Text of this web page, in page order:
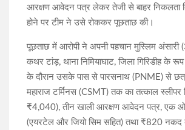
आरक्षण आवेदन पत्र लेकर तेजी से बाहर निकलता
होने पर टीम ने उसे रोककर पूछताछ की।
पूछताछ में आरोपी ने अपनी पहचान मुस्लिम अंसारी
कथर टांड़, थाना निमियाघाट, जिला गिरिडीह के
के दौरान उसके पास से पारसनाथ (PNME) से
महाराज टर्मिनस (CSMT) तक का तत्काल
₹4,040), तीन खाली आरक्षण आवेदन पत्र, एक
(एयरटेल और जियो सिम सहित) तथा ₹820 नकद